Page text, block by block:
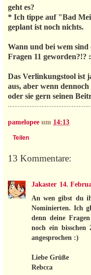
geht es?
* Ich tippe auf "Bad
geplant ist noch nichts.
Wann und bei wem
Fragen 11 geworden?!?
Das Verlinkungstool ist
aus, aber wenn
oder sie gern seinen
pamelopee um 14:13
Teilen
13 Kommentare:
Jakaster 14.
An wen gibst du
Nominierten. Ich
denn deine
noch ein
angesprochen :)
Liebe Grüße
Rebcca